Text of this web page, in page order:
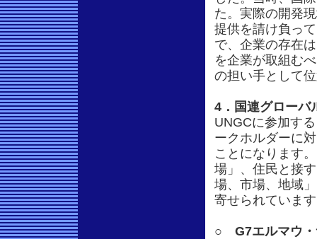
た。実際の開発
提供を請け負っ
で、企業の存在
を企業が取組む
の担い手として
4．国連グローバ
UNGCに参加す
ークホルダーに
ことになります
場」、住民と接
場、市場、地域
寄せられていま
○ G7エルマウ・